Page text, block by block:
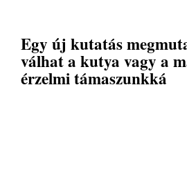
Egy új kutatás
válhat a kutya vagy a
érzelmi támaszunkká